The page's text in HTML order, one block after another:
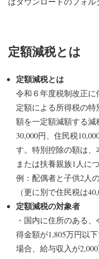
定額減税とは
定額減税とは
令和６年度税制改正
定額による所得税の
額を一定額減額する
30,000円、住民税
す。特別控除の額は、
または扶養親族1人に
例：配偶者と子供2人
（更に別で住民税は
定額減税の対象者
・国内に住所のある
得金額が1,805万円以
場合、給与収入が